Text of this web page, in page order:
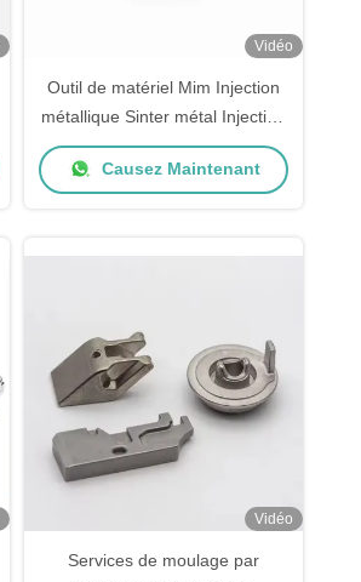
Vidéo
Outil de matériel Mim Injection
métallique Sinter métal Injection
de moulage en acier inoxydable
Causez Maintenant
Vidéo
Services de moulage par